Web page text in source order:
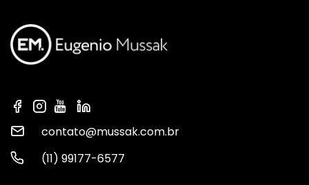
contato@mussak.com.br
(11) 99177-6577